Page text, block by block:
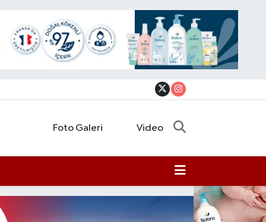
Foto Galeri Video